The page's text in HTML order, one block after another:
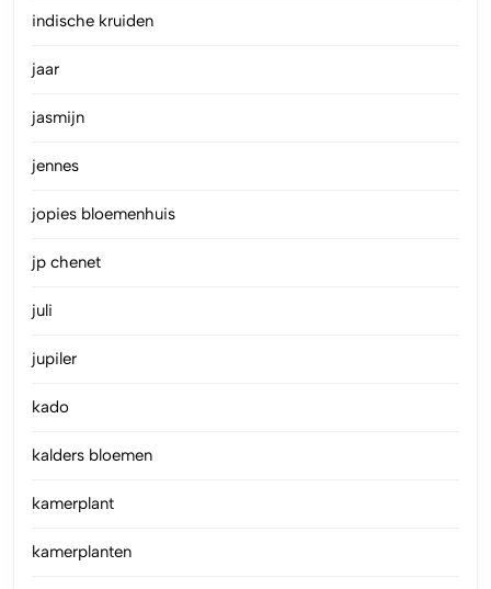
indische kruiden
jaar
jasmijn
jennes
jopies bloemenhuis
jp chenet
juli
jupiler
kado
kalders bloemen
kamerplant
kamerplanten